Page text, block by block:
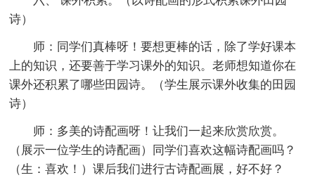
诗）
师：同学们真棒呀！要想更棒的话，除了学好课本
上的知识，还要善于学习课外的知识。老师想知道你在
课外还积累了哪些田园诗。（学生展示课外收集的田园
诗）
师：多美的诗配画呀！让我们一起来欣赏欣赏。
（展示一位学生的诗配画）同学们喜欢这幅诗配画吗？
（生：喜欢！）课后我们进行古诗配画展，好不好？